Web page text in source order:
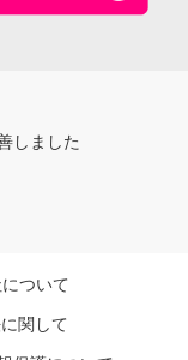
しました
ついて
関して